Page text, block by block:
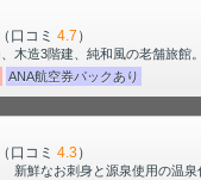
（口コミ 4.7 ）
木造3階建、純和風の老舗旅館
ANA航空券パックあり
（口コミ 4.3）
新鮮なお刺身と源泉使用の温泉